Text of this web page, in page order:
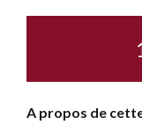
A propos de